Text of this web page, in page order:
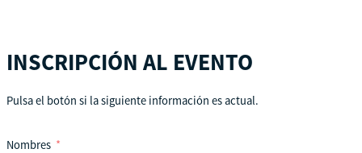
INSCRIPCIÓN AL EVENTO
Pulsa el botón si la siguiente información es actual.
Nombres